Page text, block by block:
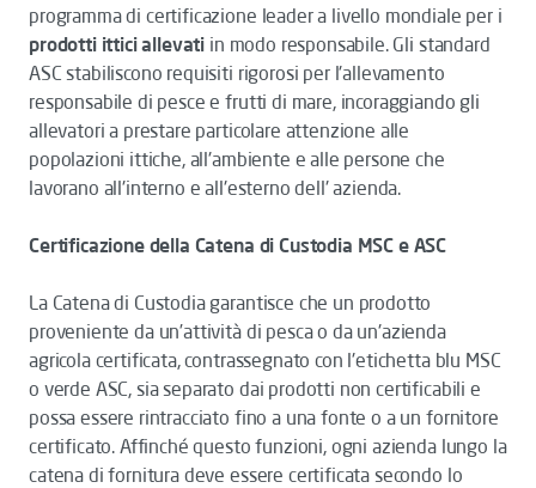
programma di certificazione leader a livello mondiale per i
prodotti ittici allevati in modo responsabile. Gli standard
ASC stabiliscono requisiti rigorosi per l'allevamento
responsabile di pesce e frutti di mare, incoraggiando gli
allevatori a prestare particolare attenzione alle
popolazioni ittiche, all'ambiente e alle persone che
lavorano all'interno e all'esterno dell' azienda.
Certificazione della Catena di Custodia MSC e ASC
La Catena di Custodia garantisce che un prodotto
proveniente da un’attività di pesca o da un'azienda
agricola certificata, contrassegnato con l'etichetta blu MSC
o verde ASC, sia separato dai prodotti non certificabili e
possa essere rintracciato fino a una fonte o a un fornitore
certificato. Affinché questo funzioni, ogni azienda lungo la
catena di fornitura deve essere certificata secondo lo